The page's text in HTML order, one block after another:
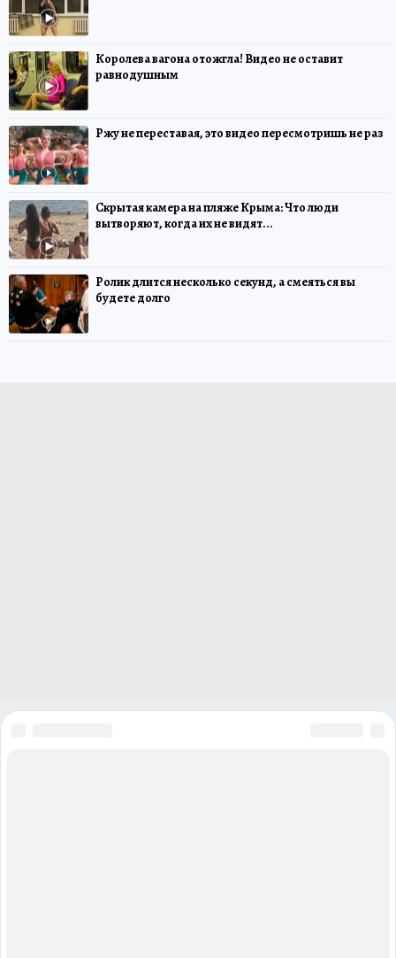
Королева вагона отожгла! Видео не оставит
равнодушным
Ржу не переставая, это видео пересмотришь не раз
Скрытая камера на пляже Крыма: Что люди
вытворяют, когда их не видят...
Ролик длится несколько секунд, а смеяться вы
будете долго